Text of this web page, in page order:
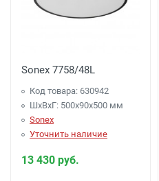
Sonex 7758/48L
Код товара: 630942
ШхВхГ: 500x90x500 мм
Sonex
Уточнить наличие
13 430 руб.